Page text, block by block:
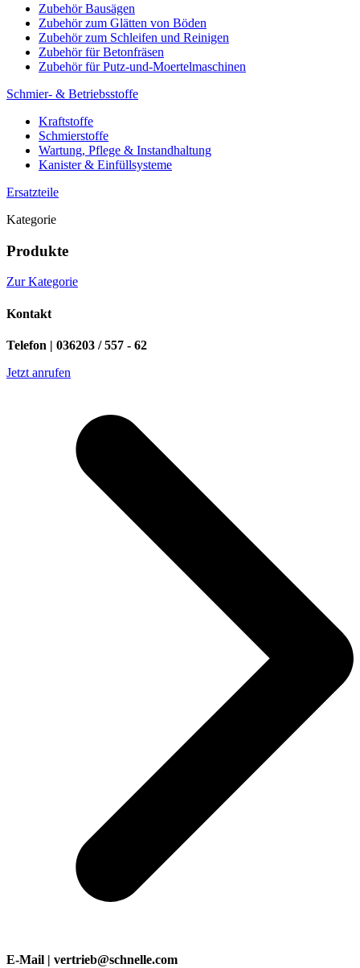
Zubehör Bausägen
Zubehör zum Glätten von Böden
Zubehör zum Schleifen und Reinigen
Zubehör für Betonfräsen
Zubehör für Putz-und-Moertelmaschinen
Schmier- & Betriebsstoffe
Kraftstoffe
Schmierstoffe
Wartung, Pflege & Instandhaltung
Kanister & Einfüllsysteme
Ersatzteile
Kategorie
Produkte
Zur Kategorie
Kontakt
Telefon | 036203 / 557 - 62
Jetzt anrufen
E-Mail | vertrieb@schnelle.com